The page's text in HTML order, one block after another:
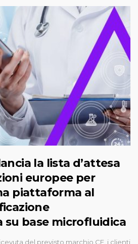
la lista d’attesa
europee per
piattaforma al
base microfluidica
del previsto marchio CE, i clienti